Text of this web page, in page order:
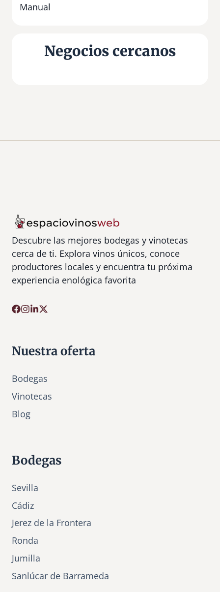
Manual
Negocios cercanos
Descubre las mejores bodegas y vinotecas
cerca de ti. Explora vinos únicos, conoce
productores locales y encuentra tu próxima
experiencia enológica favorita
Nuestra oferta
Bodegas
Vinotecas
Blog
Bodegas
Sevilla
Cádiz
Jerez de la Frontera
Ronda
Jumilla
Sanlúcar de Barrameda